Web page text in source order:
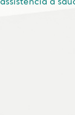
assistência à